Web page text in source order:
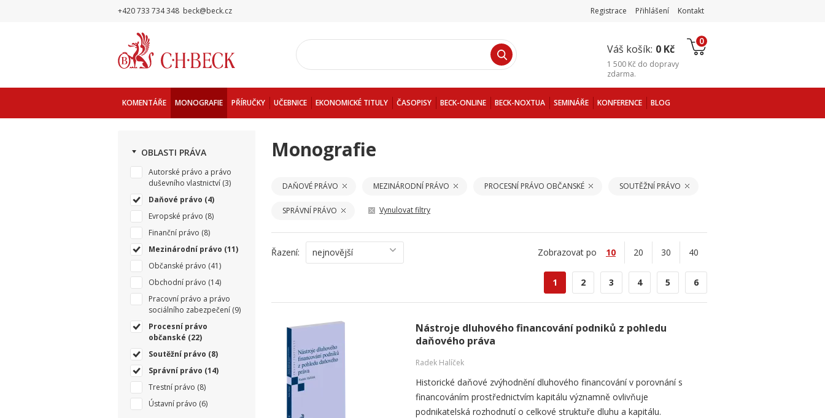
+420 733 734 348 beck@beck.cz Registrace Přihlášení Kontakt
Váš košík: 0 Kč
0
1 500 Kč do dopravy
zdarma.
KOMENTÁŘE MONOGRAFIE PŘÍRUČKY UČEBNICE EKONOMICKÉ TITULY ČASOPISY BECK-ONLINE BECK-NOXTUA SEMINÁŘE KONFERENCE BLOG
OBLASTI PRÁVA
Autorské právo a právo
duševního vlastnictví (3)
Daňové právo (4)
Evropské právo (8)
Finanční právo (8)
Mezinárodní právo (11)
Občanské právo (41)
Obchodní právo (14)
Pracovní právo a právo
sociálního zabezpečení (9)
Procesní právo
občanské (22)
Soutěžní právo (8)
Správní právo (14)
Trestní právo (8)
Ústavní právo (6)
Monografie
DAŇOVÉ PRÁVO MEZINÁRODNÍ PRÁVO PROCESNÍ PRÁVO OBČANSKÉ SOUTĚŽNÍ PRÁVO
SPRÁVNÍ PRÁVO Vynulovat filtry
Řazení: nejnovější Zobrazovat po 10 20 30 40
1 2 3 4 5 6
Nástroje dluhového financování podniků z pohledu
daňového práva
Radek Halíček
Historické daňové zvýhodnění dluhového financování v porovnání s
financováním prostřednictvím kapitálu významně ovlivňuje
podnikatelská rozhodnutí o celkové struktuře dluhu a kapitálu.